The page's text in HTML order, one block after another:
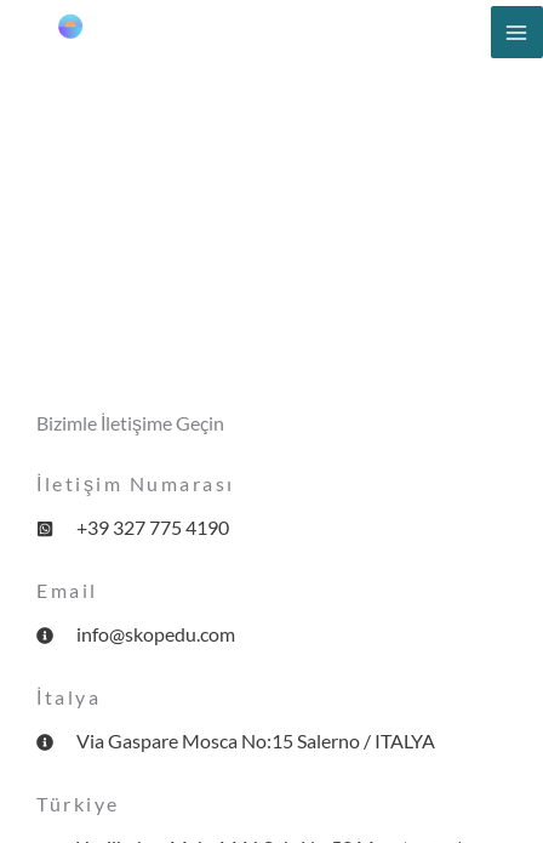
Bizimle İletişime Geçin
İletişim Numarası
+39 327 775 4190
Email
info@skopedu.com
İtalya
Via Gaspare Mosca No:15 Salerno / ITALYA
Türkiye